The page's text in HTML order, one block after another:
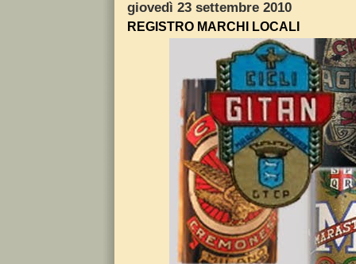
giovedì 23 settembre 2010
REGISTRO MARCHI LOCALI